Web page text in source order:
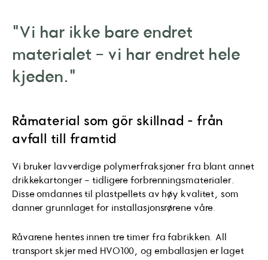
"Vi har ikke bare endret
materialet - vi har endret hele
kjeden."
Råmaterial som gör skillnad – från
avfall till framtid
Vi bruker lavverdige polymerfraksjoner fra blant annet
drikkekartonger - tidligere forbrenningsmaterialer.
Disse omdannes til plastpellets av høy kvalitet, som
danner grunnlaget for installasjonsrørene våre.
Råvarene hentes innen tre timer fra fabrikken. All
transport skjer med HVO100, og emballasjen er laget